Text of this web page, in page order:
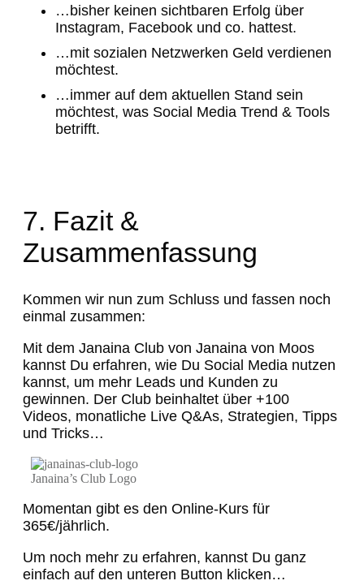
…bisher keinen sichtbaren Erfolg über
Instagram, Facebook und co. hattest.
…mit sozialen Netzwerken Geld verdienen
möchtest.
…immer auf dem aktuellen Stand sein
möchtest, was Social Media Trend & Tools
betrifft.
7. Fazit &
Zusammenfassung
Kommen wir nun zum Schluss und fassen noch
einmal zusammen:
Mit dem Janaina Club von Janaina von Moos
kannst Du erfahren, wie Du Social Media nutzen
kannst, um mehr Leads und Kunden zu
gewinnen. Der Club beinhaltet über +100
Videos, monatliche Live Q&As, Strategien, Tipps
und Tricks…
Janaina’s Club Logo
Momentan gibt es den Online-Kurs für
365€/jährlich.
Um noch mehr zu erfahren, kannst Du ganz
einfach auf den unteren Button klicken…